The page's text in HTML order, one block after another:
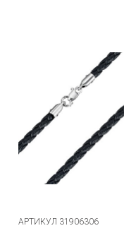
АРТИКУЛ 31906306